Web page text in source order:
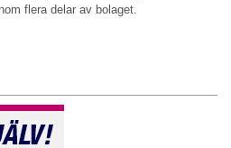
flera delar av bolaget.